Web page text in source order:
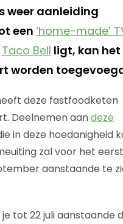
weer aanleiding
een ‘home-made’
Taco Bell ligt, kan het
worden
deze fastfoodketen
Deelnemen aandeze
in deze hoedanigheid
zal voor het eerst
aanstaande te
tot 22 juli aanstaande